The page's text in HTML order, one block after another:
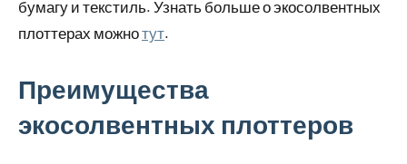
бумагу и текстиль. Узнать больше о экосолвентных
плоттерах можнотут.
Преимущества
экосолвентных плоттеров